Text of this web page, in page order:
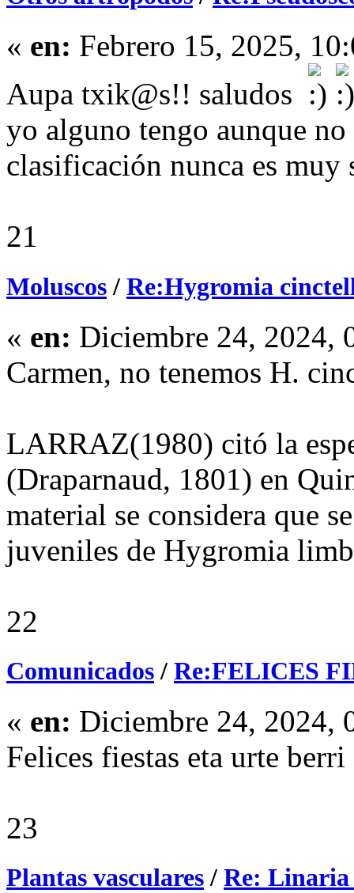
« en: Febrero 15, 2025,
Aupa txik@s!! saludos
yo alguno tengo aunque
clasificación nunca es muy
21
Moluscos / Re:Hygromia
« en: Diciembre 24, 2024,
Carmen, no tenemos H.
LARRAZ(1980) citó la
(Draparnaud, 1801) en
material se considera que
juveniles de Hygromia
22
Comunicados / Re:FELICES
« en: Diciembre 24, 2024,
Felices fiestas eta urte
23
Plantas vasculares/ Re: Linaria